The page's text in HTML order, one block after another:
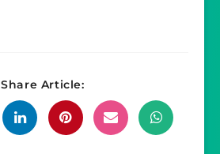
Share Article: